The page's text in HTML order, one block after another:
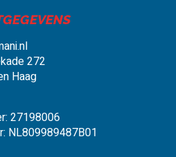
272
Haag
27198006
NL809989487B01